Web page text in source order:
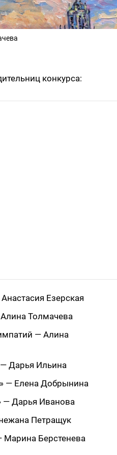
конкурса:
Езерская
Толмачева
— Алина
Дарья Ильина
— Елена Добрынина
— Дарья Иванова
Петращук
Берстенева